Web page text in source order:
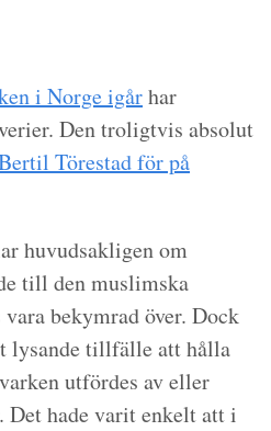
i Norge igårhar
Den troligtvis absolut
Törestad för på
huvudsakligen om
till den muslimska
bekymrad över. Dock
lysande tillfälle att hålla
utfördes av eller
hade varit enkelt att i